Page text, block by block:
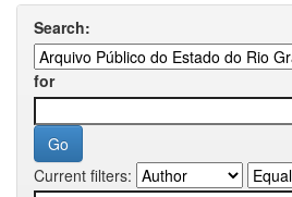
Search:
for
Current filters: